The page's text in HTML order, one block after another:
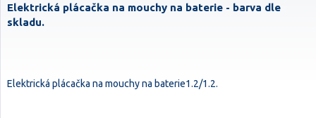
Elektrická plácačka na mouchy na baterie - barva dle
skladu.
Elektrická plácačka na mouchy na baterie1.2/1.2.